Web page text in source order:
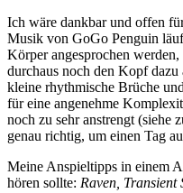
Ich wäre dankbar und offen
Musik von GoGo Penguin
Körper angesprochen
durchaus noch den Kopf
kleine rhythmische Brüche
für eine angenehme
noch zu sehr anstrengt (siehe
genau richtig, um einen Tag
Meine Anspieltipps in einem
hören sollte: Raven, Transient